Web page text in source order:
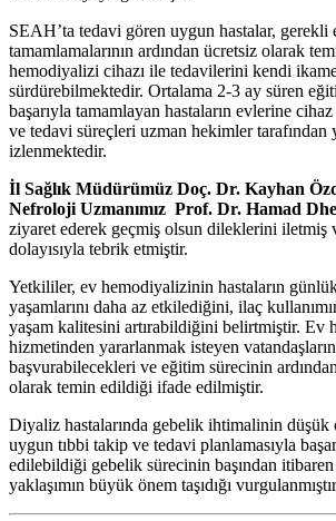
SEAH’ta tedavi gören uygun hastalar, gerekli
tamamlamalarının ardından ücretsiz olarak
hemodiyalizi cihazı ile tedavilerini kendi
sürdürebilmektedir. Ortalama 2-3 ay süren
başarıyla tamamlayan hastaların evlerine
ve tedavi süreçleri uzman hekimler tarafından
izlenmektedir.
İl Sağlık Müdürümüz Doç. Dr. Kayhan
Nefroloji Uzmanımız Prof. Dr. Hamad
ziyaret ederek geçmiş olsun dileklerini iletmiş
dolayısıyla tebrik etmiştir.
Yetkililer, ev hemodiyalizinin hastaların
yaşamlarını daha az etkilediğini, ilaç
yaşam kalitesini artırabildiğini belirtmiştir. Ev
hizmetinden yararlanmak isteyen
başvurabilecekleri ve eğitim sürecinin
olarak temin edildiği ifade edilmiştir.
Diyaliz hastalarında gebelik ihtimalinin
uygun tıbbi takip ve tedavi planlamasıyla
edilebildiği gebelik sürecinin başından
yaklaşımın büyük önem taşıdığı